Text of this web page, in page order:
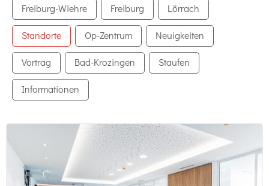
Freiburg-Wiehre Freiburg Lörrach
Standorte Op-Zentrum Neuigkeiten
Vortrag Bad-Krozingen Staufen
Informationen